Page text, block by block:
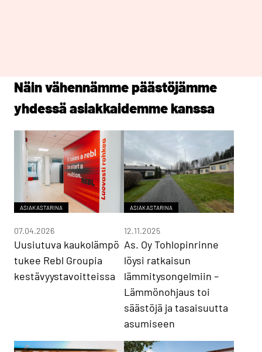
Näin vähennämme päästöjämme
yhdessä asiakkaidemme kanssa
ASIAKASTARINA
Uusiutuva kaukolämpö
tukee Rebl Groupia
kestävyystavoitteissa
07.04.2026
ASIAKASTARINA
As. Oy Tohlopinrinne
löysi ratkaisun
lämmitysongelmiin –
Lämmönohjaus toi
säästöjä ja tasaisuutta
asumiseen
12.11.2025